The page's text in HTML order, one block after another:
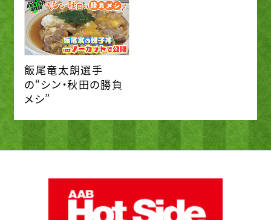
飯尾竜太朗選手
の“シン・秋田の勝負
メシ”